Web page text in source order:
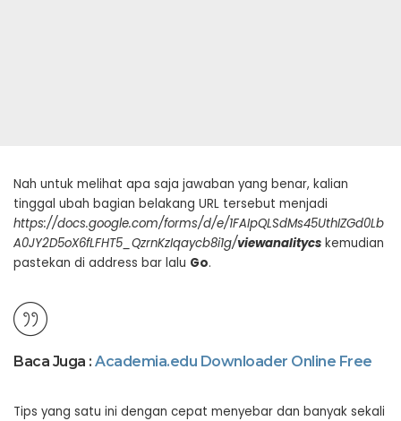
Nah untuk melihat apa saja jawaban yang benar, kalian
tinggal ubah bagian belakang URL tersebut menjadi
https://docs.google.com/forms/d/e/1FAIpQLSdMs45UthIZGd0Lb
A0JY2D5oX6fLFHT5_QzrnKzIqaycb8i1g/viewanalitycs kemudian
pastekan di address bar lalu Go.
Baca Juga : Academia.edu Downloader Online Free
Tips yang satu ini dengan cepat menyebar dan banyak sekali